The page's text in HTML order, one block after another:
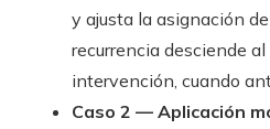
y ajusta la asignación
recurrencia desciende
intervención, cuando
Caso 2 — Aplicación